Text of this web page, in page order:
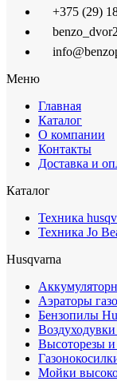
+375 (29)
Меню
Главная
Каталог
О компании
Контакты
Доставка и
Каталог
Техника
Техника Jo
Husqvarna
Аэраторы
Бензопилы
Высоторезы и
Мойки